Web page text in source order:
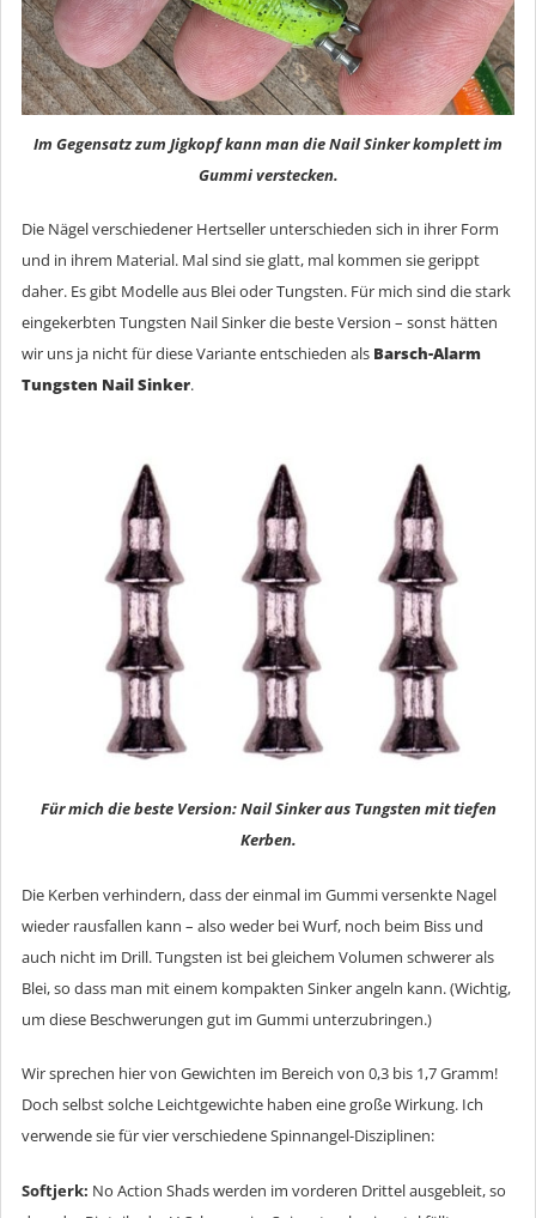
Im Gegensatz zum Jigkopf kann man die Nail Sinker komplett im
Gummi verstecken.
Die Nägel verschiedener Hertseller unterschieden sich in ihrer Form
und in ihrem Material. Mal sind sie glatt, mal kommen sie gerippt
daher. Es gibt Modelle aus Blei oder Tungsten. Für mich sind die stark
eingekerbten Tungsten Nail Sinker die beste Version – sonst hätten
wir uns ja nicht für diese Variante entschieden als Barsch-Alarm
Tungsten Nail Sinker.
Für mich die beste Version: Nail Sinker aus Tungsten mit tiefen
Kerben.
Die Kerben verhindern, dass der einmal im Gummi versenkte Nagel
wieder rausfallen kann – also weder bei Wurf, noch beim Biss und
auch nicht im Drill. Tungsten ist bei gleichem Volumen schwerer als
Blei, so dass man mit einem kompakten Sinker angeln kann. (Wichtig,
um diese Beschwerungen gut im Gummi unterzubringen.)
Wir sprechen hier von Gewichten im Bereich von 0,3 bis 1,7 Gramm!
Doch selbst solche Leichtgewichte haben eine große Wirkung. Ich
verwende sie für vier verschiedene Spinnangel-Disziplinen:
Softjerk: No Action Shads werden im vorderen Drittel ausgebleit, so